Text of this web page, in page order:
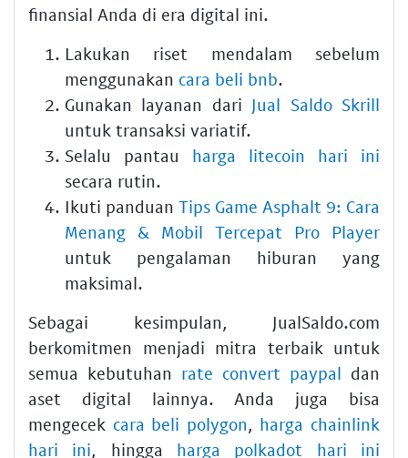
finansial Anda di era digital ini.
Lakukan riset mendalam sebelum
menggunakan cara beli bnb.
Gunakan layanan dari Jual Saldo Skrill
untuk transaksi variatif.
Selalu pantau harga litecoin hari ini
secara rutin.
Ikuti panduan Tips Game Asphalt 9: Cara
Menang & Mobil Tercepat Pro Player
untuk pengalaman hiburan yang
maksimal.
Sebagai kesimpulan, JualSaldo.com
berkomitmen menjadi mitra terbaik untuk
semua kebutuhan rate convert paypal dan
aset digital lainnya. Anda juga bisa
mengecek cara beli polygon, harga chainlink
hari ini, hingga harga polkadot hari ini